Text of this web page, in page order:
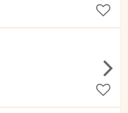
Lägg
Lägg